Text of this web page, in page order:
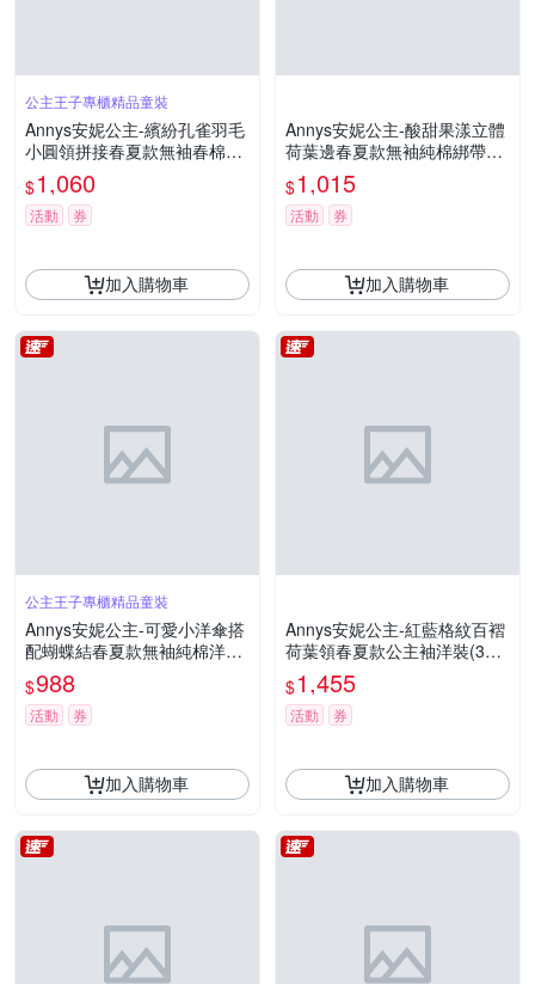
公主王子專櫃精品童裝
Annys安妮公主-繽紛孔雀羽毛
小圓領拼接春夏款無袖春棉洋
裝(3150水藍色)
$1,060
活動 券
加入購物車
Annys安妮公主-酸甜果漾立體
荷葉邊春夏款無袖純棉綁帶洋
裝(3308綠色)
$1,015
活動 券
加入購物車
公主王子專櫃精品童裝
Annys安妮公主-可愛小洋傘搭
配蝴蝶結春夏款無袖純棉洋裝
(3161藍色)
$988
活動 券
加入購物車
Annys安妮公主-紅藍格紋百褶
荷葉領春夏款公主袖洋裝(314
6藍色)
$1,455
活動 券
加入購物車